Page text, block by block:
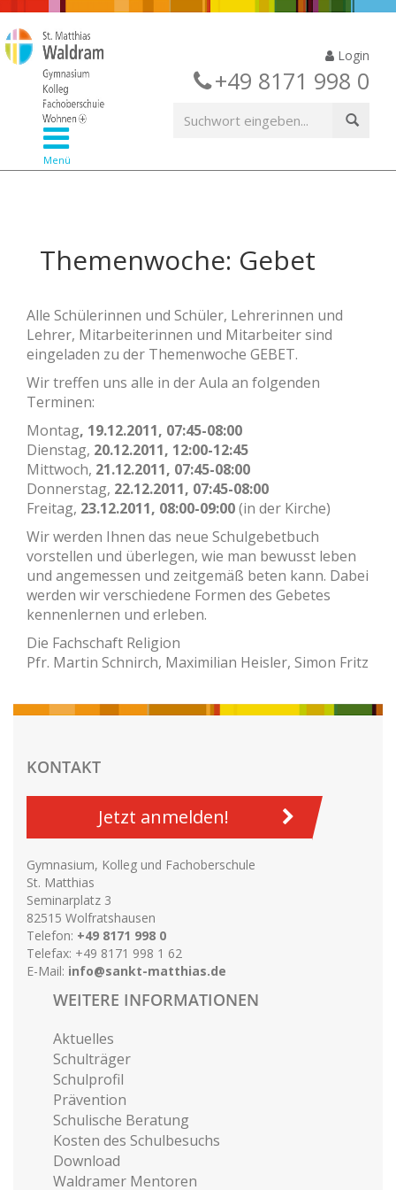
Login
+49 8171 998 0
Menü
Themenwoche: Gebet
Alle Schülerinnen und Schüler, Lehrerinnen und
Lehrer, Mitarbeiterinnen und Mitarbeiter sind
eingeladen zu der Themenwoche GEBET.
Wir treffen uns alle in der Aula an folgenden
Terminen:
Montag, 19.12.2011, 07:45-08:00
Dienstag, 20.12.2011, 12:00-12:45
Mittwoch, 21.12.2011, 07:45-08:00
Donnerstag, 22.12.2011, 07:45-08:00
Freitag, 23.12.2011, 08:00-09:00(in der Kirche)
Wir werden Ihnen das neue Schulgebetbuch
vorstellen und überlegen, wie man bewusst leben
und angemessen und zeitgemäß beten kann. Dabei
werden wir verschiedene Formen des Gebetes
kennenlernen und erleben.
Die Fachschaft Religion
Pfr. Martin Schnirch, Maximilian Heisler, Simon Fritz
KONTAKT
Jetzt anmelden!
Gymnasium, Kolleg und Fachoberschule
St. Matthias
Seminarplatz 3
82515 Wolfratshausen
Telefon: +49 8171 998 0
Telefax: +49 8171 998 1 62
E-Mail: info@sankt-matthias.de
WEITERE INFORMATIONEN
Aktuelles
Schulträger
Schulprofil
Prävention
Schulische Beratung
Kosten des Schulbesuchs
Download
Waldramer Mentoren